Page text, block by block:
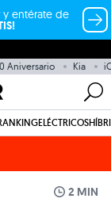
y entérate de
Aniversario Kia
ELÉCTRICOS
2 MIN